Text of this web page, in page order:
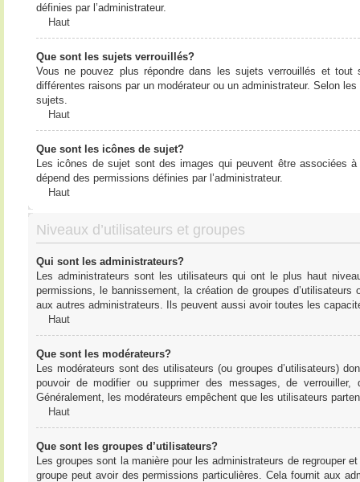
définies par l’administrateur.
Haut
Que sont les sujets verrouillés?
Vous ne pouvez plus répondre dans les sujets verrouillés et
différentes raisons par un modérateur ou un administrateur. Selon
sujets.
Haut
Que sont les icônes de sujet?
Les icônes de sujet sont des images qui peuvent être associées
dépend des permissions définies par l’administrateur.
Haut
Niveaux d’utilisateurs et groupes
Qui sont les administrateurs?
Les administrateurs sont les utilisateurs qui ont le plus haut
permissions, le bannissement, la création de groupes
aux autres administrateurs. Ils peuvent aussi avoir toutes les
Haut
Que sont les modérateurs?
Les modérateurs sont des utilisateurs (ou groupes d’utilisateurs)
pouvoir de modifier ou supprimer des messages, de
Généralement, les modérateurs empêchent que les utilisateurs
Haut
Que sont les groupes d’utilisateurs?
Les groupes sont la manière pour les administrateurs de regrouper
groupe peut avoir des permissions particulières. Cela fournit aux